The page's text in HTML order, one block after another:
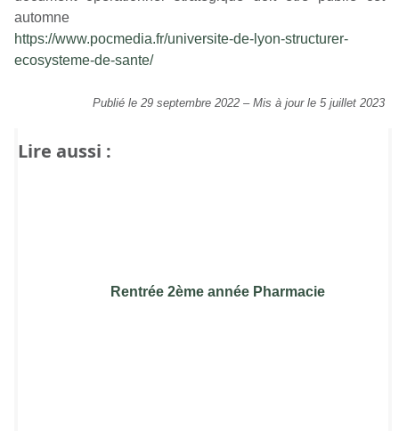
automne
https://www.pocmedia.fr/universite-de-lyon-structurer-
ecosysteme-de-sante/
Publié le 29 septembre 2022 – Mis à jour le 5 juillet 2023
Lire aussi :
Rentrée 2ème année Pharmacie